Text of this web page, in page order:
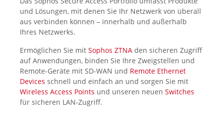
und Lösungen, mit denen Sie Ihr Netzwerk von überall
aus verbinden können – innerhalb und außerhalb
Ihres Netzwerks.
Ermöglichen Sie mit Sophos ZTNA den sicheren Zugriff
auf Anwendungen, binden Sie Ihre Zweigstellen und
Remote-Geräte mit SD-WAN und Remote Ethernet
Devices schnell und einfach an und sorgen Sie mit
Wireless Access Points und unseren neuen Switches
für sicheren LAN-Zugriff.